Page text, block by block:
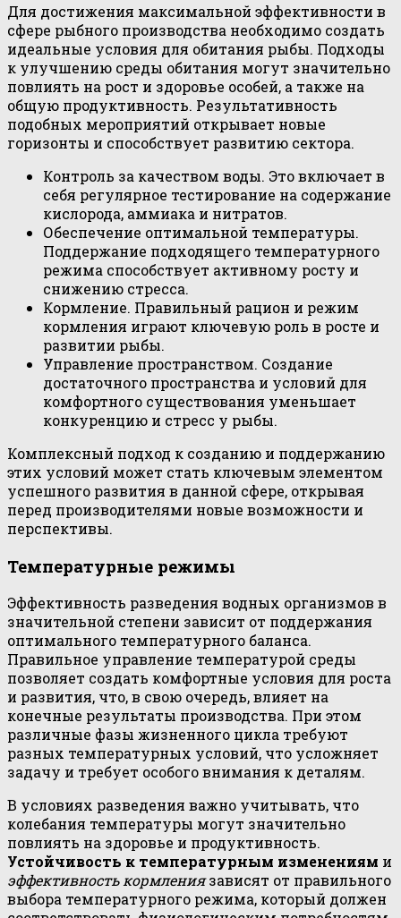
Для достижения максимальной эффективности в
сфере рыбного производства необходимо создать
идеальные условия для обитания рыбы. Подходы
к улучшению среды обитания могут значительно
повлиять на рост и здоровье особей, а также на
общую продуктивность. Результативность
подобных мероприятий открывает новые
горизонты и способствует развитию сектора.
Контроль за качеством воды. Это включает в
себя регулярное тестирование на содержание
кислорода, аммиака и нитратов.
Обеспечение оптимальной температуры.
Поддержание подходящего температурного
режима способствует активному росту и
снижению стресса.
Кормление. Правильный рацион и режим
кормления играют ключевую роль в росте и
развитии рыбы.
Управление пространством. Создание
достаточного пространства и условий для
комфортного существования уменьшает
конкуренцию и стресс у рыбы.
Комплексный подход к созданию и поддержанию
этих условий может стать ключевым элементом
успешного развития в данной сфере, открывая
перед производителями новые возможности и
перспективы.
Температурные режимы
Эффективность разведения водных организмов в
значительной степени зависит от поддержания
оптимального температурного баланса.
Правильное управление температурой среды
позволяет создать комфортные условия для роста
и развития, что, в свою очередь, влияет на
конечные результаты производства. При этом
различные фазы жизненного цикла требуют
разных температурных условий, что усложняет
задачу и требует особого внимания к деталям.
В условиях разведения важно учитывать, что
колебания температуры могут значительно
повлиять на здоровье и продуктивность.
Устойчивость к температурным изменениям и
эффективность кормлениязависят от правильного
выбора температурного режима, который должен